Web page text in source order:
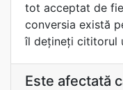
tot acceptat de
conversia există
îl dețineți cititorul
Este afectată